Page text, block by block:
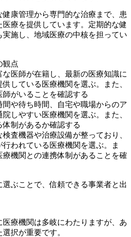
康管理から専門的な治療まで、患
療を提供しています。定期的な健
実施し、地域医療の中核を担ってい
観点
医師が在籍し、最新の医療知識に
している医療機関を選ぶ。また、
がいることを確認する
や待ち時間、自宅や職場からのア
しやすい医療機関を選ぶ。また、
制があるか確認する
査機器や治療設備が整っており、
われている医療機関を選ぶ。ま
機関との連携体制があることを確
ぶことで、信頼できる事業者と出
医療機関は多岐にわたりますが、あ
択が重要です。